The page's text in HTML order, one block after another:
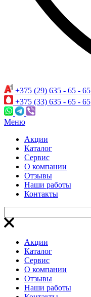
+375 (29) 635 - 65 - 65
+375 (33) 635 - 65 - 65
Меню
Акции
Каталог
Сервис
О компании
Отзывы
Наши работы
Контакты
Акции
Каталог
Сервис
О компании
Отзывы
Наши работы